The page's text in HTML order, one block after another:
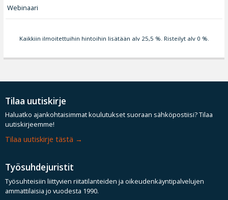
Webinaari
Kaikkiin ilmoitettuihin hintoihin lisätään alv 25,5 %. Risteilyt alv 0 %.
Tilaa uutiskirje
Haluatko ajankohtaisimmat koulutukset suoraan sähköpostiisi? Tilaa
uutiskirjeemme!
Tilaa uutiskirje tästä
Työsuhdejuristit
Työsuhteisiin liittyvien riitatilanteiden ja oikeudenkäyntipalvelujen
ammattilaisia jo vuodesta 1990.